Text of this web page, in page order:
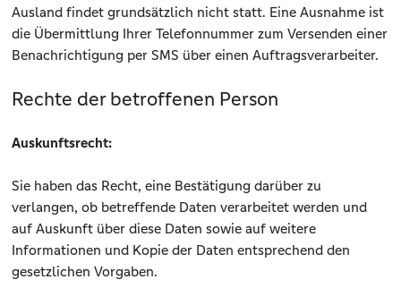
Ausland findet grundsätzlich nicht statt. Eine Ausnahme ist
die Übermittlung Ihrer Telefonnummer zum Versenden einer
Benachrichtigung per SMS über einen Auftragsverarbeiter.
Rechte der betroffenen Person
Auskunftsrecht:
Sie haben das Recht, eine Bestätigung darüber zu
verlangen, ob betreffende Daten verarbeitet werden und
auf Auskunft über diese Daten sowie auf weitere
Informationen und Kopie der Daten entsprechend den
gesetzlichen Vorgaben.